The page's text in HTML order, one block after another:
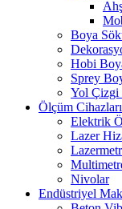
Boya
Hobi
Sprey
Yol Çizgi
Ölçüm Cihazları
Elektrik
Lazer
Nivolar
Endüstriyel